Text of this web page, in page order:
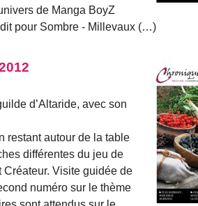
de Manga BoyZ
pour Sombre - Millevaux (…)
d’Altaride, avec son
restant autour de la table
différentes du jeu de
Créateur. Visite guidée de
numéro sur le thème